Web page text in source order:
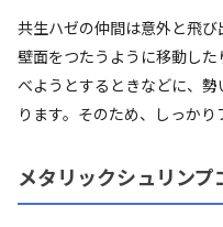
共生ハゼの仲間は意外と飛び
壁面をつたうように移動し
べようとするときなどに、
ります。そのため、しっかり
メタリックシュリン